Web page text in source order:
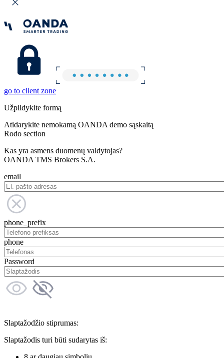
go to client zone
Užpildykite formą
Atidarykite nemokamą OANDA demo sąskaitą
Rodo section
Kas yra asmens duomenų valdytojas?
OANDA TMS Brokers S.A.
email
phone_prefix
phone
Password
Slaptažodžio stiprumas:
Slaptažodis turi būti sudarytas iš: